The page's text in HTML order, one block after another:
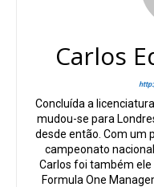
Carlos
Concluída a
mudou-se para
desde então. Com um
campeonato
Carlos foi também ele
Formula One